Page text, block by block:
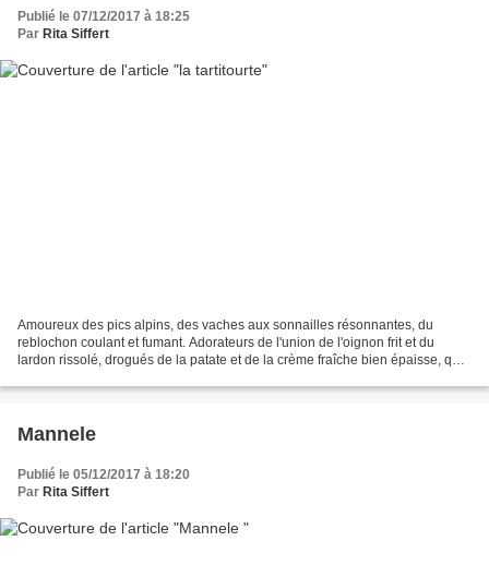
Publié le 07/12/2017 à 18:25
Par Rita Siffert
Amoureux des pics alpins, des vaches aux sonnailles résonnantes, du
reblochon coulant et fumant. Adorateurs de l'union de l'oignon frit et du
lardon rissolé, drogués de la patate et de la crème fraîche bien épaisse, que
Mannele
Publié le 05/12/2017 à 18:20
Par Rita Siffert